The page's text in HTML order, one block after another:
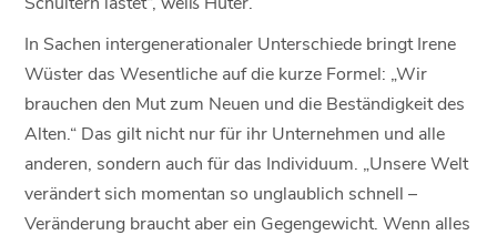
In Sachen intergenerationaler Unterschiede bringt Irene
Wüster das Wesentliche auf die kurze Formel: „Wir
brauchen den Mut zum Neuen und die Beständigkeit des
Alten.“ Das gilt nicht nur für ihr Unternehmen und alle
anderen, sondern auch für das Individuum. „Unsere Welt
verändert sich momentan so unglaublich schnell –
Veränderung braucht aber ein Gegengewicht. Wenn alles